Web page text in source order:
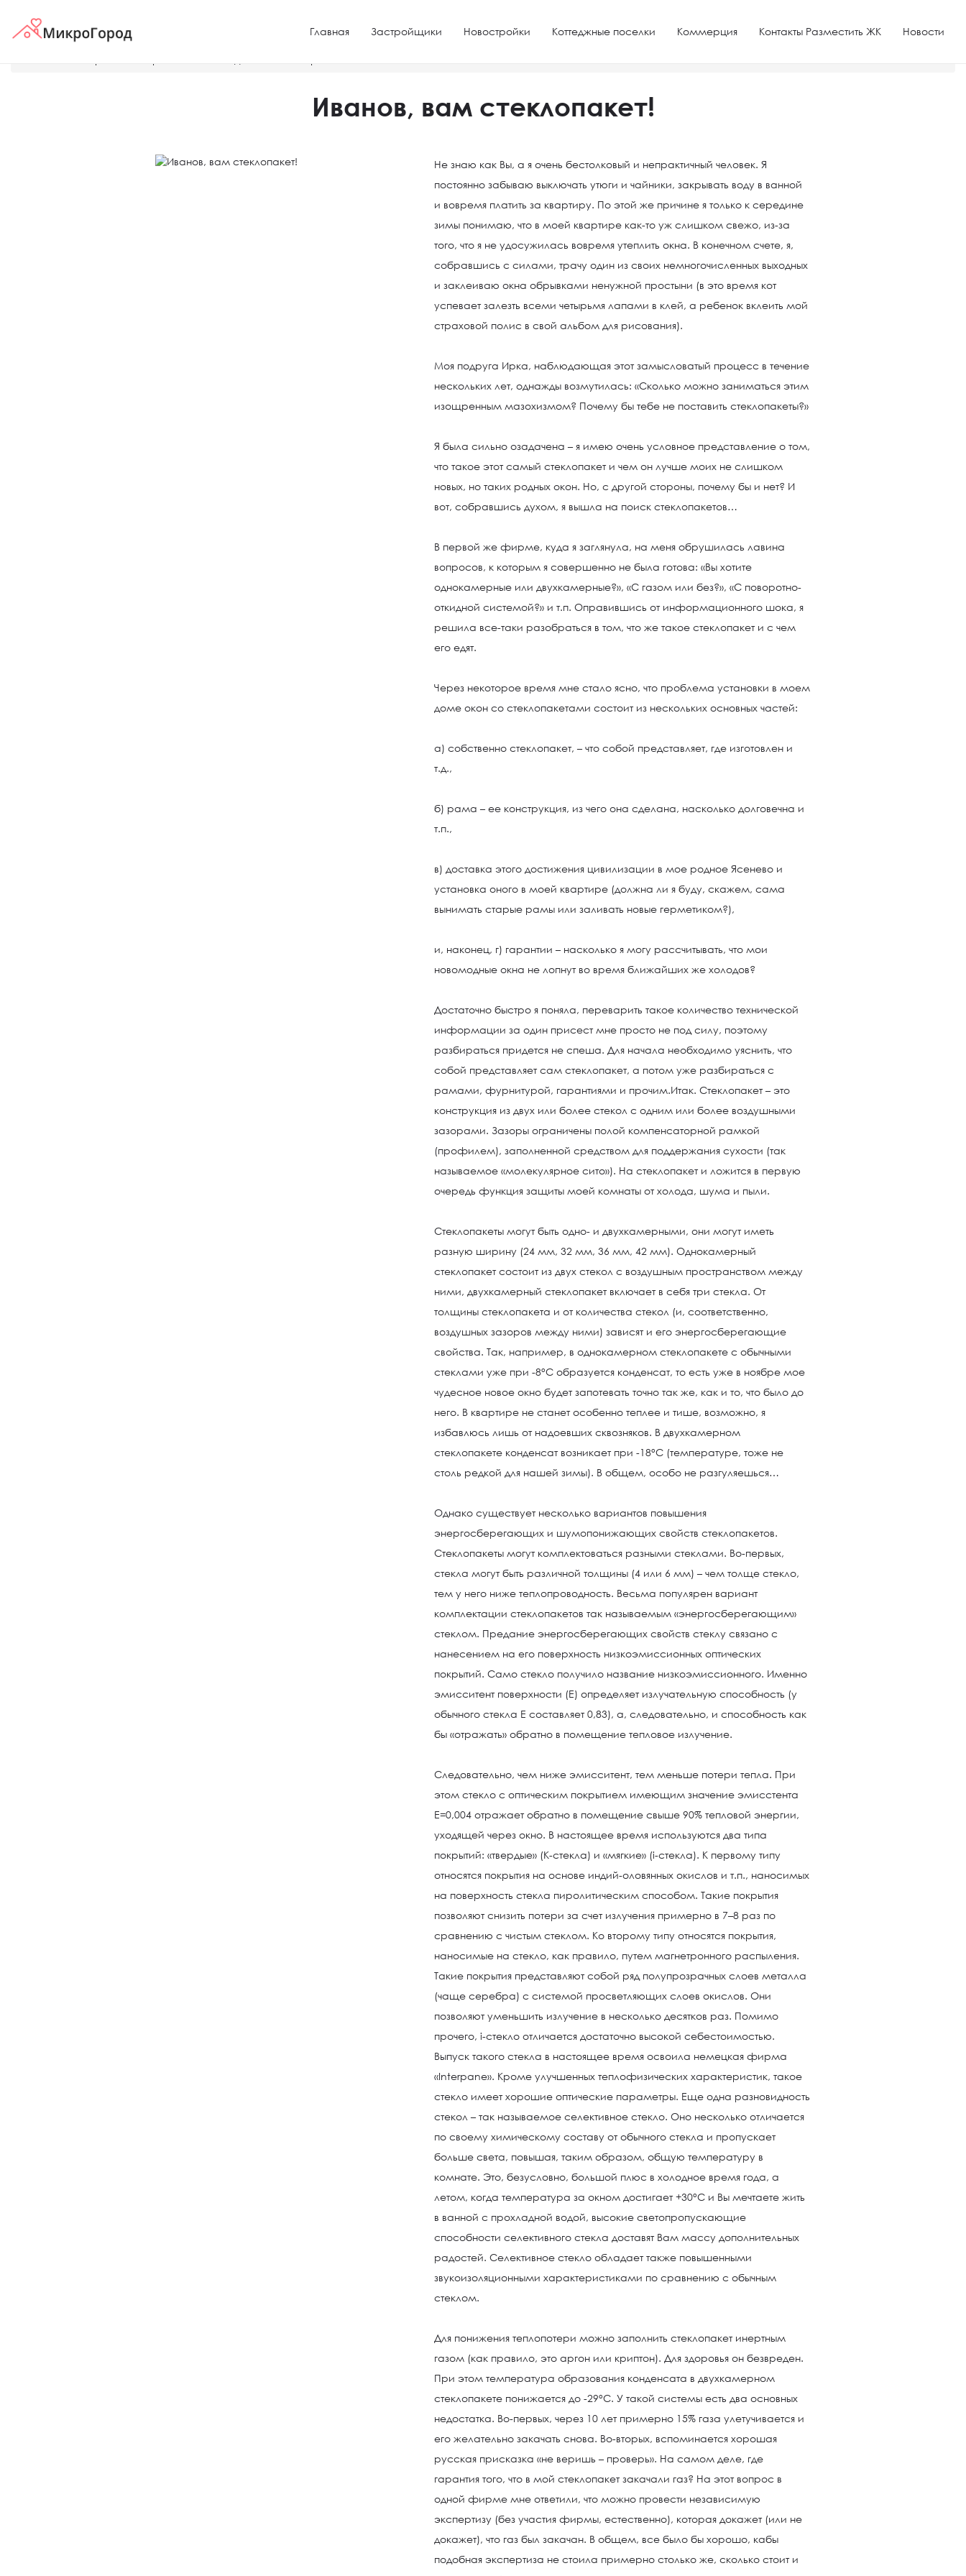
Главная Застройщики Новостройки Коттеджные поселки Коммерция Контакты Разместить ЖК Новости
Иванов, вам стеклопакет!
Не знаю как Вы, а я очень бестолковый и непрактичный человек. Я
постоянно забываю выключать утюги и чайники, закрывать воду в ванной
и вовремя платить за квартиру. По этой же причине я только к середине
зимы понимаю, что в моей квартире как-то уж слишком свежо, из-за
того, что я не удосужилась вовремя утеплить окна. В конечном счете, я,
собравшись с силами, трачу один из своих немногочисленных выходных
и заклеиваю окна обрывками ненужной простыни (в это время кот
успевает залезть всеми четырьмя лапами в клей, а ребенок вклеить мой
страховой полис в свой альбом для рисования).
Моя подруга Ирка, наблюдающая этот замысловатый процесс в течение
нескольких лет, однажды возмутилась: «Сколько можно заниматься этим
изощренным мазохизмом? Почему бы тебе не поставить стеклопакеты?»
Я была сильно озадачена – я имею очень условное представление о том,
что такое этот самый стеклопакет и чем он лучше моих не слишком
новых, но таких родных окон. Но, с другой стороны, почему бы и нет? И
вот, собравшись духом, я вышла на поиск стеклопакетов…
В первой же фирме, куда я заглянула, на меня обрушилась лавина
вопросов, к которым я совершенно не была готова: «Вы хотите
однокамерные или двухкамерные?», «С газом или без?», «С поворотно-
откидной системой?» и т.п. Оправившись от информационного шока, я
решила все-таки разобраться в том, что же такое стеклопакет и с чем
его едят.
Через некоторое время мне стало ясно, что проблема установки в моем
доме окон со стеклопакетами состоит из нескольких основных частей:
а) собственно стеклопакет, – что собой представляет, где изготовлен и
т.д.,
б) рама – ее конструкция, из чего она сделана, насколько долговечна и
т.п.,
в) доставка этого достижения цивилизации в мое родное Ясенево и
установка оного в моей квартире (должна ли я буду, скажем, сама
вынимать старые рамы или заливать новые герметиком?),
и, наконец, г) гарантии – насколько я могу рассчитывать, что мои
новомодные окна не лопнут во время ближайших же холодов?
Достаточно быстро я поняла, переварить такое количество технической
информации за один присест мне просто не под силу, поэтому
разбираться придется не спеша. Для начала необходимо уяснить, что
собой представляет сам стеклопакет, а потом уже разбираться с
рамами, фурнитурой, гарантиями и прочим.Итак. Стеклопакет – это
конструкция из двух или более стекол с одним или более воздушными
зазорами. Зазоры ограничены полой компенсаторной рамкой
(профилем), заполненной средством для поддержания сухости (так
называемое «молекулярное сито»). На стеклопакет и ложится в первую
очередь функция защиты моей комнаты от холода, шума и пыли.
Стеклопакеты могут быть одно- и двухкамерными, они могут иметь
разную ширину (24 мм, 32 мм, 36 мм, 42 мм). Однокамерный
стеклопакет состоит из двух стекол с воздушным пространством между
ними, двухкамерный стеклопакет включает в себя три стекла. От
толщины стеклопакета и от количества стекол (и, соответственно,
воздушных зазоров между ними) зависят и его энергосберегающие
свойства. Так, например, в однокамерном стеклопакете с обычными
стеклами уже при -8°С образуется конденсат, то есть уже в ноябре мое
чудесное новое окно будет запотевать точно так же, как и то, что было до
него. В квартире не станет особенно теплее и тише, возможно, я
избавлюсь лишь от надоевших сквозняков. В двухкамерном
стеклопакете конденсат возникает при -18°С (температуре, тоже не
столь редкой для нашей зимы). В общем, особо не разгуляешься…
Однако существует несколько вариантов повышения
энергосберегающих и шумопонижающих свойств стеклопакетов.
Стеклопакеты могут комплектоваться разными стеклами. Во-первых,
стекла могут быть различной толщины (4 или 6 мм) – чем толще стекло,
тем у него ниже теплопроводность. Весьма популярен вариант
комплектации стеклопакетов так называемым «энергосберегающим»
стеклом. Предание энергосберегающих свойств стеклу связано с
нанесением на его поверхность низкоэмиссионных оптических
покрытий. Само стекло получило название низкоэмиссионного. Именно
эмисситент поверхности (Е) определяет излучательную способность (у
обычного стекла Е составляет 0,83), а, следовательно, и способность как
бы «отражать» обратно в помещение тепловое излучение.
Следовательно, чем ниже эмисситент, тем меньше потери тепла. При
этом стекло с оптическим покрытием имеющим значение эмисстента
Е=0,004 отражает обратно в помещение свыше 90% тепловой энергии,
уходящей через окно. В настоящее время используются два типа
покрытий: «твердые» (К-стекла) и «мягкие» (i-стекла). К первому типу
относятся покрытия на основе индий-оловянных окислов и т.п., наносимых
на поверхность стекла пиролитическим способом. Такие покрытия
позволяют снизить потери за счет излучения примерно в 7–8 раз по
сравнению с чистым стеклом. Ко второму типу относятся покрытия,
наносимые на стекло, как правило, путем магнетронного распыления.
Такие покрытия представляют собой ряд полупрозрачных слоев металла
(чаще серебра) с системой просветляющих слоев окислов. Они
позволяют уменьшить излучение в несколько десятков раз. Помимо
прочего, i-стекло отличается достаточно высокой себестоимостью.
Выпуск такого стекла в настоящее время освоила немецкая фирма
«Interpane». Кроме улучшенных теплофизических характеристик, такое
стекло имеет хорошие оптические параметры. Еще одна разновидность
стекол – так называемое селективное стекло. Оно несколько отличается
по своему химическому составу от обычного стекла и пропускает
больше света, повышая, таким образом, общую температуру в
комнате. Это, безусловно, большой плюс в холодное время года, а
летом, когда температура за окном достигает +30°С и Вы мечтаете жить
в ванной с прохладной водой, высокие светопропускающие
способности селективного стекла доставят Вам массу дополнительных
радостей. Селективное стекло обладает также повышенными
звукоизоляционными характеристиками по сравнению с обычным
стеклом.
Для понижения теплопотери можно заполнить стеклопакет инертным
газом (как правило, это аргон или криптон). Для здоровья он безвреден.
При этом температура образования конденсата в двухкамерном
стеклопакете понижается до -29°С. У такой системы есть два основных
недостатка. Во-первых, через 10 лет примерно 15% газа улетучивается и
его желательно закачать снова. Во-вторых, вспоминается хорошая
русская присказка «не веришь – проверь». На самом деле, где
гарантия того, что в мой стеклопакет закачали газ? На этот вопрос в
одной фирме мне ответили, что можно провести независимую
экспертизу (без участия фирмы, естественно), которая докажет (или не
докажет), что газ был закачан. В общем, все было бы хорошо, кабы
подобная экспертиза не стоила примерно столько же, сколько стоит и